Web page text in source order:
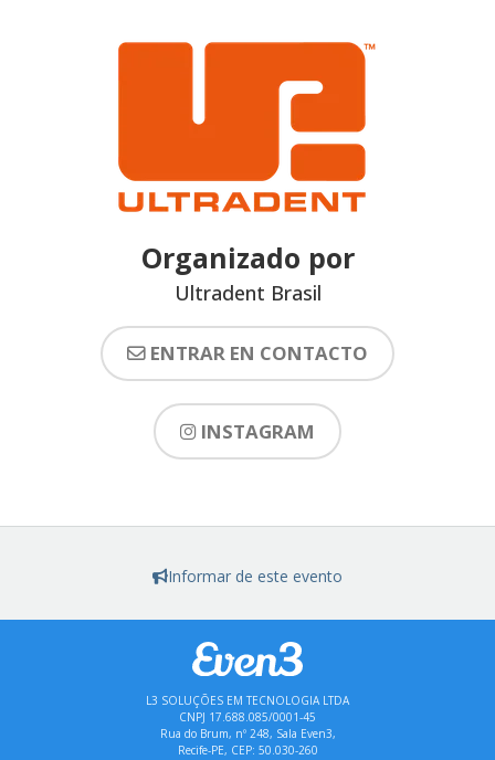
Organizado por
Ultradent Brasil
ENTRAR EN CONTACTO
INSTAGRAM
Informar de este evento
L3 SOLUÇÕES EM TECNOLOGIA LTDA
CNPJ 17.688.085/0001-45
Rua do Brum, nº 248, Sala Even3,
Recife-PE, CEP: 50.030-260